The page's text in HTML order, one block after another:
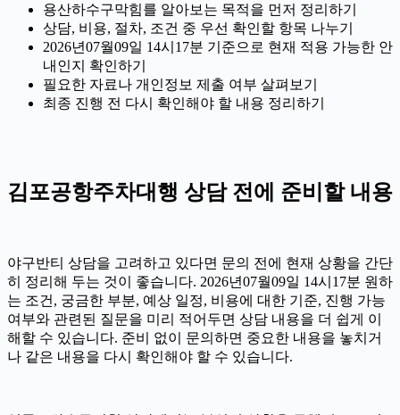
용산하수구막힘를 알아보는 목적을 먼저 정리하기
상담, 비용, 절차, 조건 중 우선 확인할 항목 나누기
2026년07월09일 14시17분 기준으로 현재 적용 가능한 안
내인지 확인하기
필요한 자료나 개인정보 제출 여부 살펴보기
최종 진행 전 다시 확인해야 할 내용 정리하기
김포공항주차대행 상담 전에 준비할 내용
야구반티 상담을 고려하고 있다면 문의 전에 현재 상황을 간단
히 정리해 두는 것이 좋습니다. 2026년07월09일 14시17분 원하
는 조건, 궁금한 부분, 예상 일정, 비용에 대한 기준, 진행 가능
여부와 관련된 질문을 미리 적어두면 상담 내용을 더 쉽게 이
해할 수 있습니다. 준비 없이 문의하면 중요한 내용을 놓치거
나 같은 내용을 다시 확인해야 할 수 있습니다.